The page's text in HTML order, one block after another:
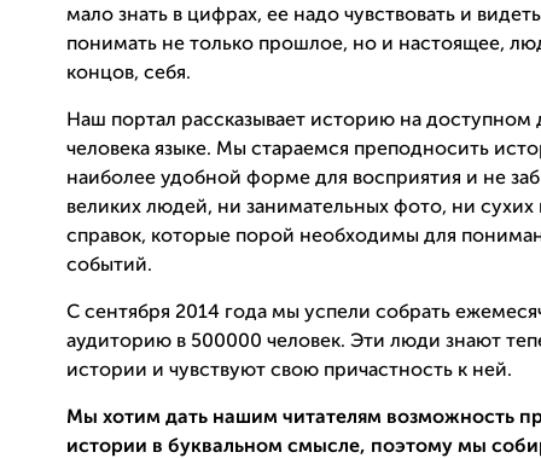
мало знать в цифрах, ее надо чувствовать и
понимать не только прошлое, но и настоящее,
концов, себя.
Наш портал рассказывает историю на доступном
человека языке. Мы стараемся преподносить
наиболее удобной форме для восприятия и не
великих людей, ни занимательных фото, ни сухих
справок, которые порой необходимы для
событий.
С сентября 2014 года мы успели собрать
аудиторию в 500000 человек. Эти люди знают
истории и чувствуют свою причастность к ней.
Мы хотим дать нашим читателям возможность
истории в буквальном смысле, поэтому мы